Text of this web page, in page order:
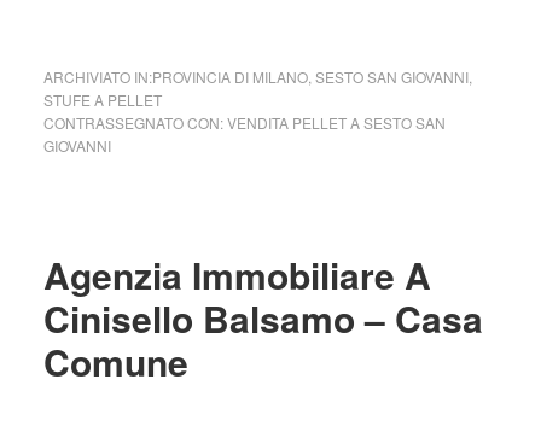
ARCHIVIATO IN:PROVINCIA DI MILANO, SESTO SAN GIOVANNI,
STUFE A PELLET
CONTRASSEGNATO CON:VENDITA PELLET A SESTO SAN
GIOVANNI
Agenzia Immobiliare A
Cinisello Balsamo – Casa
Comune